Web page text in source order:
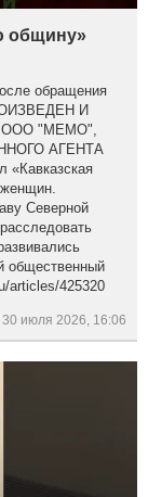
общину»
обращения
И
"МЕМО",
АГЕНТА
Северной
общественный
articles/425320
30 июля 2026, 16:06